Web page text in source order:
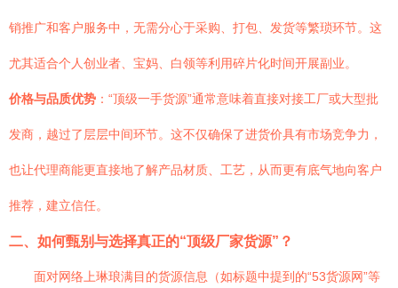
销推广和客户服务中，无需分心于采购、打包、发货等繁琐环节。这
尤其适合个人创业者、宝妈、白领等利用碎片化时间开展副业。
价格与品质优势 ：“顶级一手货源”通常意味着直接对接工厂或大型批
发商，越过了层层中间环节。这不仅确保了进货价具有市场竞争力，
也让代理商能更直接地了解产品材质、工艺，从而更有底气地向客户
推荐，建立信任。
二、如何甄别与选择真正的“顶级厂家货源”？
面对网络上琳琅满目的货源信息（如标题中提到的“53货源网”等